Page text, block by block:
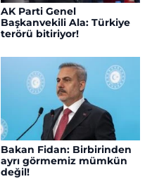
AK Parti Genel
Başkanvekili Ala: Türkiye
terörü bitiriyor!
Bakan Fidan: Birbirinden
ayrı görmemiz mümkün
değil!